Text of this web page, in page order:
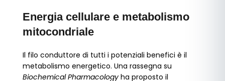
Energia cellulare e metabolismo
mitocondriale
Il filo conduttore di tutti i potenziali benefici è il
metabolismo energetico. Una rassegna su
Biochemical Pharmacologyha proposto il